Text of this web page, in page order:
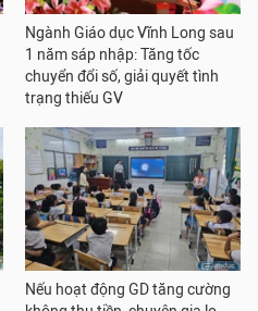
Ngành Giáo dục Vĩnh Long sau
1 năm sáp nhập: Tăng tốc
chuyển đổi số, giải quyết tình
trạng thiếu GV
Nếu hoạt động GD tăng cường